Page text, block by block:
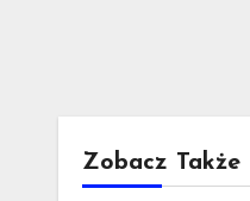
Zobacz Także